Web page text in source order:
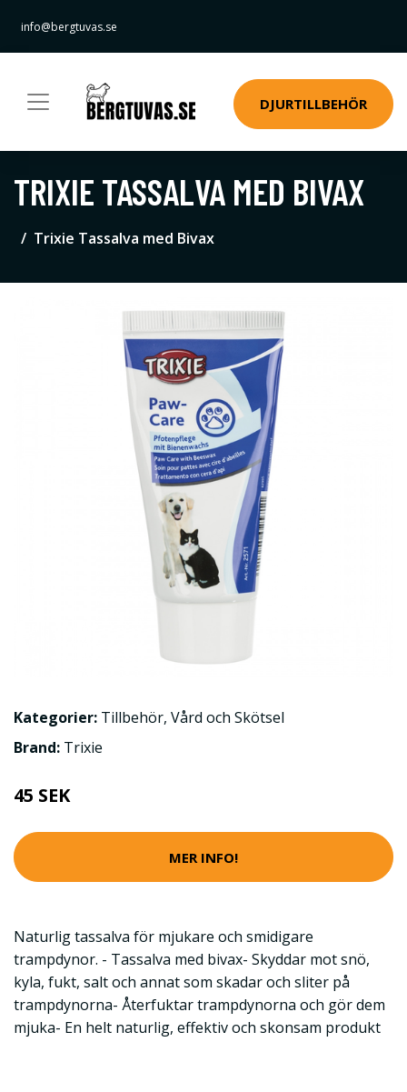
info@bergtuvas.se
DJURTILLBEHÖR
TRIXIE TASSALVA MED BIVAX
Trixie Tassalva med Bivax
Kategorier: Tillbehör, Vård och Skötsel
Brand: Trixie
45 SEK
MER INFO!
Naturlig tassalva för mjukare och smidigare
trampdynor. - Tassalva med bivax- Skyddar mot snö,
kyla, fukt, salt och annat som skadar och sliter på
trampdynorna- Återfuktar trampdynorna och gör dem
mjuka- En helt naturlig, effektiv och skonsam produkt